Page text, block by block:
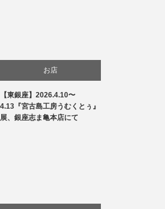
お店
商品紹介
【東銀座】2026.4.10〜
4.13『宮古島工房うむくとぅ』
展、銀座志ま亀本店にて